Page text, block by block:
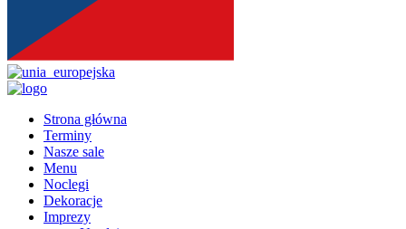
Strona główna
Terminy
Nasze sale
Menu
Noclegi
Dekoracje
Imprezy